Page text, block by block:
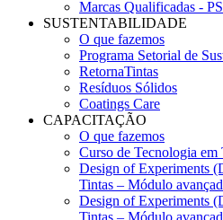
Marcas Qualificadas -
SUSTENTABILIDADE
O que fazemos
Programa Setorial de
RetornaTintas
Resíduos Sólidos
Coatings Care
CAPACITAÇÃO
O que fazemos
Curso de Tecnologia em
Design of Experiments
Tintas – Módulo
Design of Experiments
Tintas – Módulo